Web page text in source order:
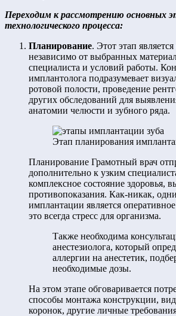
Переходим к рассмотрению основных
технологического процесса:
Планирование. Этот этап
независимо от выбранных
специалиста и условий работы.
имплантолога подразумевает
ротовой полости, проведение
других обследований для
анатомии челюсти и зубного ряда.
Этап планирования
Планирование Грамотный врач
дополнительно к узким
комплексное состояние здоровья,
противопоказания. Как-никак,
имплантации является
это всегда стресс для организма.
Также необходима
анестезиолога, который
аллергии на анестетик,
необходимые дозы.
На этом этапе обговаривается
способы монтажа конструкции,
коронок, другие личные